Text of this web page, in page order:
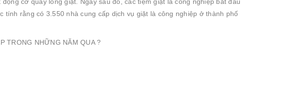
cơ quay lồng giặt. Ngay sau đó, các tiệm giặt là công nghiệp bắt đầu
tính rằng có 3.550 nhà cung cấp dịch vụ giặt là công nghiệp ở thành phố